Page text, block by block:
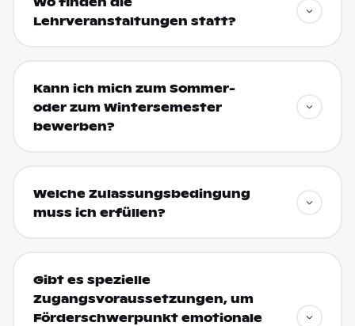
Lehrveranstaltungen statt?
Kann ich mich zum Sommer-
oder zum Wintersemester
bewerben?
Welche Zulassungsbedingung
muss ich erfüllen?
Gibt es spezielle
Zugangsvoraussetzungen, um
Förderschwerpunkt emotionale